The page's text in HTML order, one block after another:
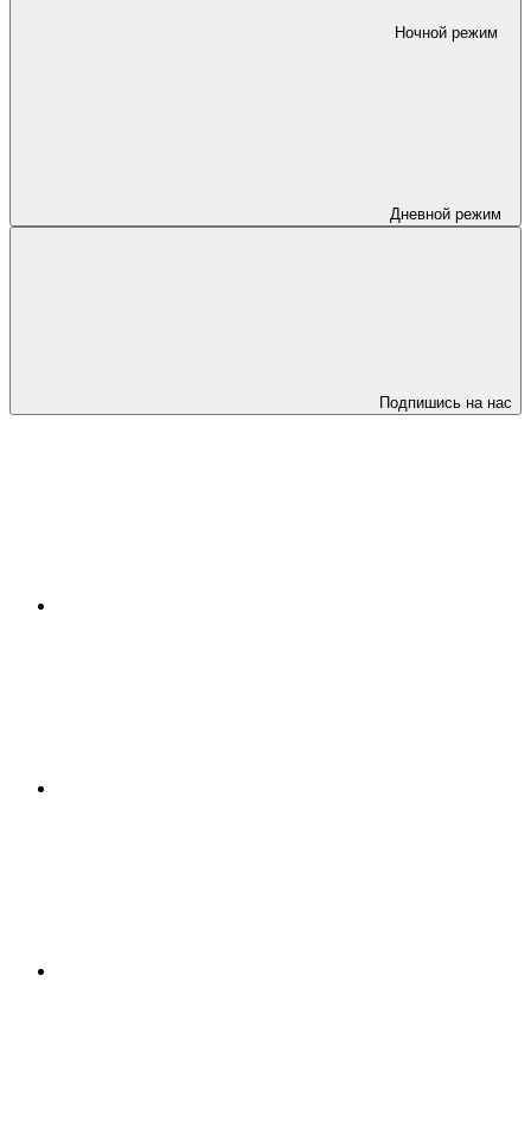
Ночной режим
Дневной режим
Подпишись на нас